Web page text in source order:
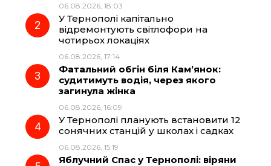
o
k
r
a
m
A
06.08.2026, 18:03
У Тернополі капітально
відремонтують світлофори на
чотирьох локаціях
06.08.2026, 17:14
Фатальний обгін біля Кам’янок:
судитимуть водія, через якого
загинула жінка
06.08.2026, 16:09
У Тернополі планують встановити 12
сонячних станцій у школах і садках
06.08.2026, 15:19
Яблучний Спас у Тернополі: віряни